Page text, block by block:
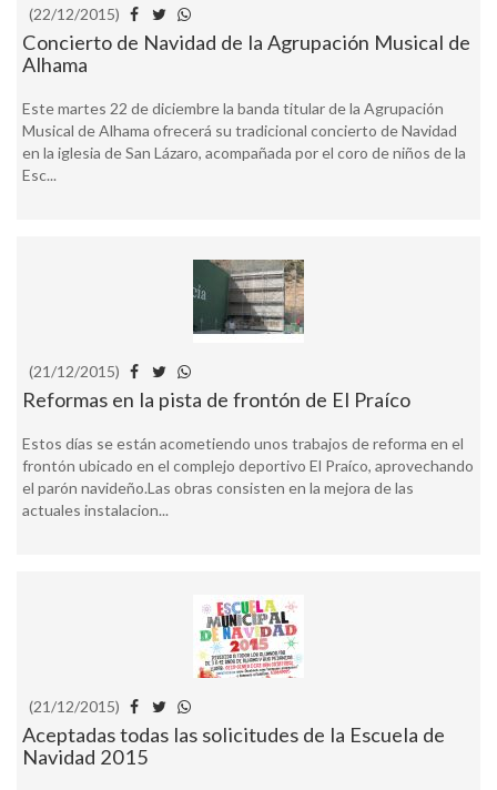
(22/12/2015)
Concierto de Navidad de la Agrupación Musical de
Alhama
Este martes 22 de diciembre la banda titular de la Agrupación
Musical de Alhama ofrecerá su tradicional concierto de Navidad
en la iglesia de San Lázaro, acompañada por el coro de niños de la
Esc...
(21/12/2015)
Reformas en la pista de frontón de El Praíco
Estos días se están acometiendo unos trabajos de reforma en el
frontón ubicado en el complejo deportivo El Praíco, aprovechando
el parón navideño.Las obras consisten en la mejora de las
actuales instalacion...
(21/12/2015)
Aceptadas todas las solicitudes de la Escuela de
Navidad 2015